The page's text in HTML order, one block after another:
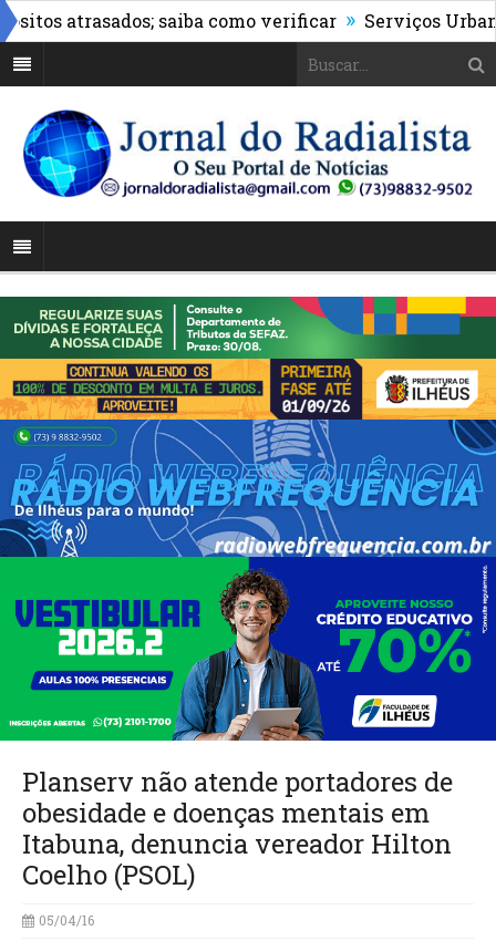
atrasados; saiba como verificar » Serviços Urbanos
Planserv não atende portadores de
obesidade e doenças mentais em
Itabuna, denuncia vereador Hilton
Coelho (PSOL)
05/04/16